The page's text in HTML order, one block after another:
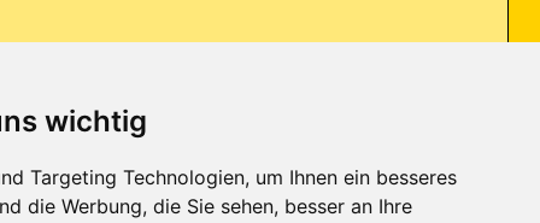
wichtig
Targeting Technologien, um Ihnen ein besseres
die Werbung, die Sie sehen, besser an Ihre
in meinem Browser wenn am Router die SPI und Anti